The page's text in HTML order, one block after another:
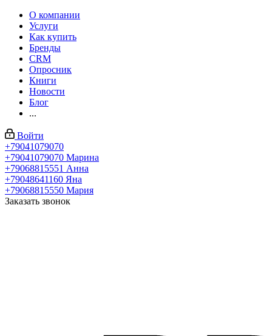
О компании
Услуги
Как купить
Бренды
CRM
Опросник
Книги
Новости
Блог
...
Войти
+79041079070
+79041079070 Марина
+79068815551 Анна
+79048641160 Яна
+79068815550 Мария
Заказать звонок